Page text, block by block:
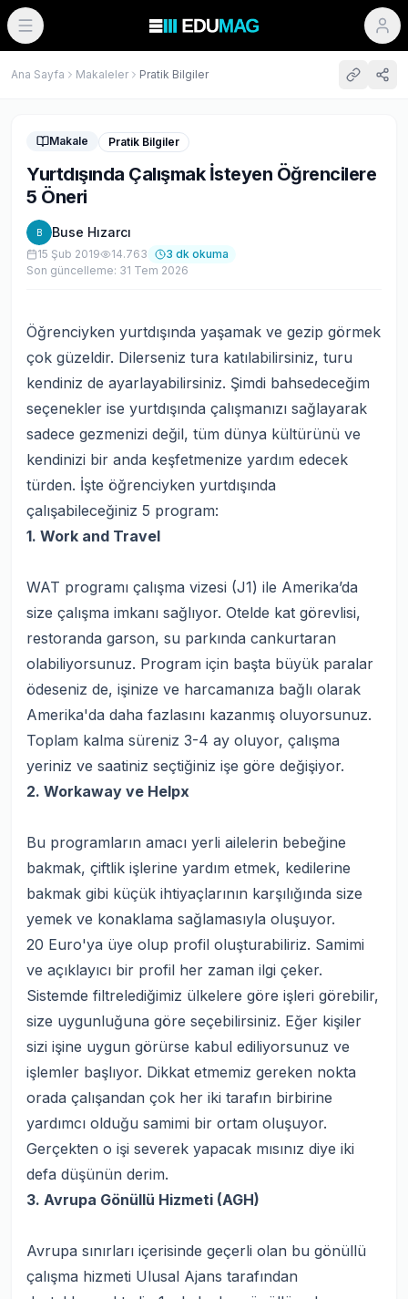
Ana Sayfa Makaleler Pratik Bilgiler
Makale Pratik Bilgiler
Yurtdışında Çalışmak İsteyen Öğrencilere
5 Öneri
B Buse Hızarcı
15 Şub 2019 14.763 3 dk okuma
Son güncelleme: 31 Tem 2026
Öğrenciyken yurtdışında yaşamak ve gezip görmek
çok güzeldir. Dilerseniz tura katılabilirsiniz, turu
kendiniz de ayarlayabilirsiniz. Şimdi bahsedeceğim
seçenekler ise yurtdışında çalışmanızı sağlayarak
sadece gezmenizi değil, tüm dünya kültürünü ve
kendinizi bir anda keşfetmenize yardım edecek
türden. İşte öğrenciyken yurtdışında
çalışabileceğiniz 5 program:
1. Work and Travel
WAT programı çalışma vizesi (J1) ile Amerika’da
size çalışma imkanı sağlıyor. Otelde kat görevlisi,
restoranda garson, su parkında cankurtaran
olabiliyorsunuz. Program için başta büyük paralar
ödeseniz de, işinize ve harcamanıza bağlı olarak
Amerika'da daha fazlasını kazanmış oluyorsunuz.
Toplam kalma süreniz 3-4 ay oluyor, çalışma
yeriniz ve saatiniz seçtiğiniz işe göre değişiyor.
2. Workaway ve Helpx
Bu programların amacı yerli ailelerin bebeğine
bakmak, çiftlik işlerine yardım etmek, kedilerine
bakmak gibi küçük ihtiyaçlarının karşılığında size
yemek ve konaklama sağlamasıyla oluşuyor.
20 Euro'ya üye olup profil oluşturabiliriz. Samimi
ve açıklayıcı bir profil her zaman ilgi çeker.
Sistemde filtrelediğimiz ülkelere göre işleri görebilir,
size uygunluğuna göre seçebilirsiniz. Eğer kişiler
sizi işine uygun görürse kabul ediliyorsunuz ve
işlemler başlıyor. Dikkat etmemiz gereken nokta
orada çalışandan çok her iki tarafın birbirine
yardımcı olduğu samimi bir ortam oluşuyor.
Gerçekten o işi severek yapacak mısınız diye iki
defa düşünün derim.
3. Avrupa Gönüllü Hizmeti (AGH)
Avrupa sınırları içerisinde geçerli olan bu gönüllü
çalışma hizmeti Ulusal Ajans tarafından